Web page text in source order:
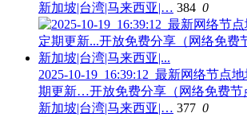
新加坡|台湾|马来西亚|… 384 0
2025-10-19_16:39:12_最新网络节点
期更新…开放免费分享（网络免费节
新加坡|台湾|马来西亚|… 377 0